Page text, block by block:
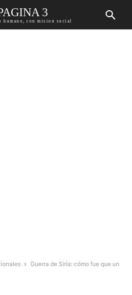
3
humano, con mision social
Guerra de Siria: cómo fue que un